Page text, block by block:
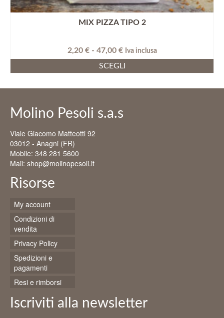
MIX PIZZA TIPO 2
2,20 € - 47,00 €Fascia
di
prezzo:
2,20 €
47,00 €
Iva inclusa
SCEGLI
prodotto
varianti.
Molino Pesoli s.a.s
Viale Giacomo Matteotti 92
03012 - Anagni (FR)
Mobile: 348 281 5600
Mail: shop@molinopesoli.it
Risorse
My account
Condizioni di
vendita
Privacy Policy
Spedizioni e
pagamenti
Resi e rimborsi
Iscriviti alla newsletter